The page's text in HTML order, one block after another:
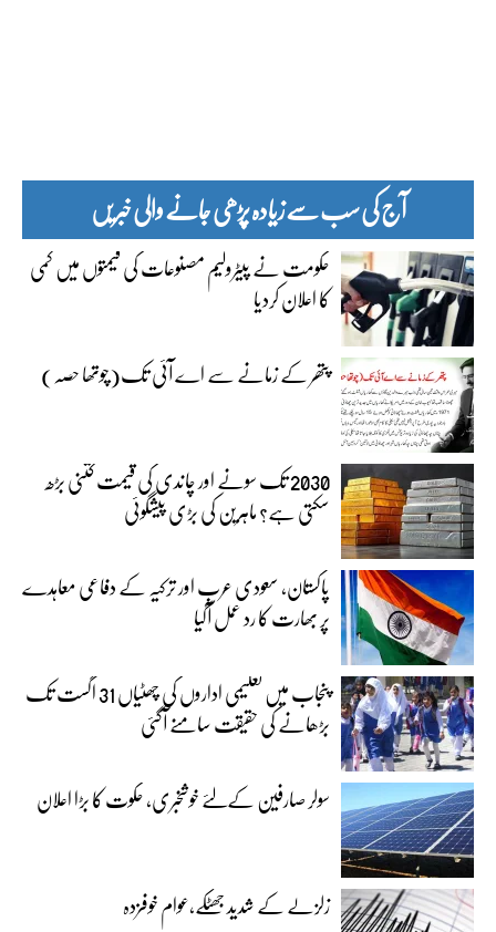
آج کی سب سے زیادہ پڑھی جانے والی خبریں
حکومت نے پیٹرولیم مصنوعات کی قیمتوں میں کمی
کا اعلان کردیا
پتھر کے زمانے سے اے آئی تک(چوتھا حصہ)
2030 تک سونے اور چاندی کی قیمت کتنی بڑھ
سکتی ہے؟ ماہرین کی بڑی پیشگوئی
پاکستان، سعودی عرب اور ترکیہ کے دفاعی معاہدے
پر بھارت کا رد عمل آگیا
پنجاب میں تعلیمی اداروں کی چھٹیاں 31 اگست تک
بڑھانے کی حقیقت سامنے آگئی
سولر صارفین کےلئے خوشخبری، حکوت کا بڑا اعلان
زلزلے کے شدید جھٹکے،عوام خوفزدہ